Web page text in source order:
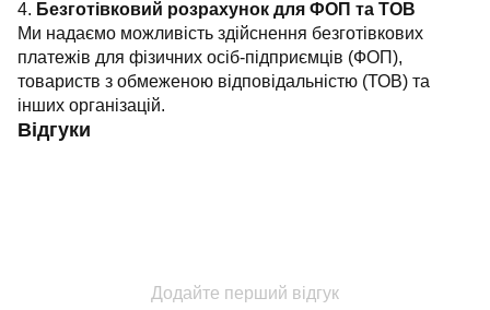
4. Безготівковий розрахунок для ФОП та ТОВ
Ми надаємо можливість здійснення безготівкових
платежів для фізичних осіб-підприємців (ФОП),
товариств з обмеженою відповідальністю (ТОВ) та
інших організацій.
Відгуки
Додайте перший відгук